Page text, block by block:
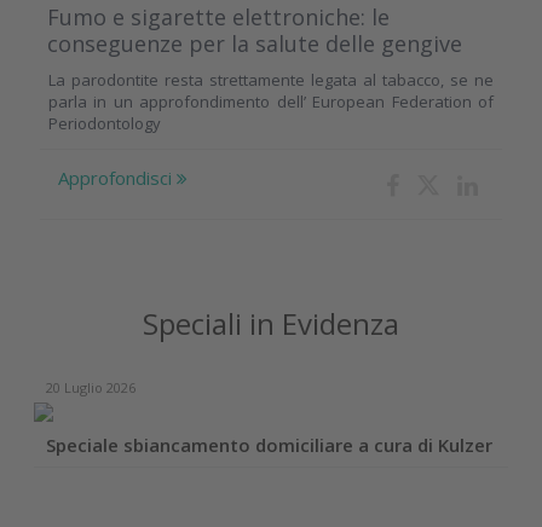
Fumo e sigarette elettroniche: le
conseguenze per la salute delle gengive
La parodontite resta strettamente legata al tabacco, se ne
parla in un approfondimento dell’ European Federation of
Periodontology
Approfondisci
Speciali in Evidenza
20 Luglio 2026
Speciale sbiancamento domiciliare a cura di Kulzer